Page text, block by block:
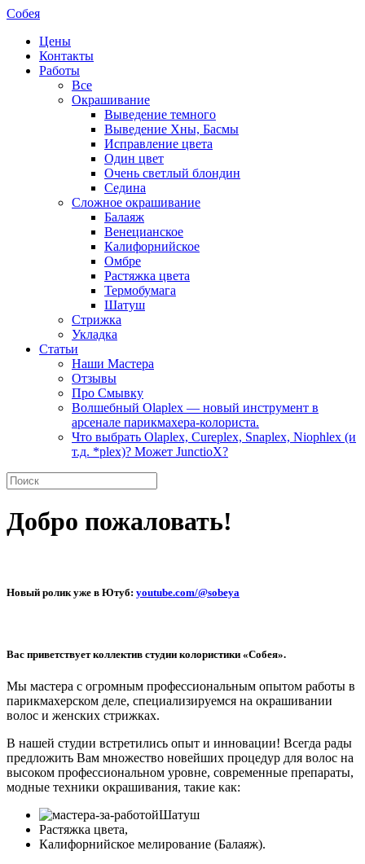
Собея
Цены
Контакты
Работы
Все
Окрашивание
Выведение темного
Выведение Хны, Басмы
Исправление цвета
Один цвет
Очень светлый блондин
Седина
Сложное окрашивание
Балаяж
Венецианское
Калифорнийское
Омбре
Растяжка цвета
Термобумага
Шатуш
Стрижка
Укладка
Статьи
Наши Мастера
Отзывы
Про Смывку
Волшебный Olaplex — новый инструмент в
арсенале парикмахера-колориста.
Что выбрать Olaplex, Cureplex, Snaplex, Niophlex (и
т.д. *plex)? Может JunctioX?
Добро пожаловать!
Новый ролик уже в Ютуб: youtube.com/@sobeya
Вас приветствует коллектив студии колористики «Собея».
Мы мастера с огромным профессиональным опытом работы в
парикмахерском деле, специализируемся на окрашивании
волос и женских стрижках.
В нашей студии встретились опыт и инновации! Всегда рады
предложить Вам множество новейших процедур для волос на
высоком профессиональном уровне, современные препараты,
модные техники окрашивания, такие как:
Шатуш
Растяжка цвета,
Калифорнийское мелирование (Балаяж).